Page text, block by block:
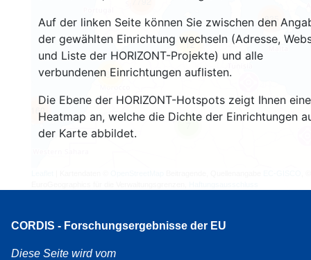
Auf der linken Seite können Sie zwischen den
der gewählten Einrichtung wechseln (Adresse,
und Liste der HORIZONT-Projekte) und alle
verbundenen Einrichtungen auflisten.
Die Ebene der HORIZONT-Hotspots zeigt Ihnen eine
Heatmap an, welche die Dichte der Einrichtungen
der Karte abbildet.
160
12
61
835
CORDIS - Forschungsergebnisse der EU
Diese Seite wird vom